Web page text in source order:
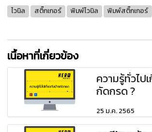
ไวนิล สติ๊กเกอร์ พิมพ์ไวนิล พิมพ์สติ๊กเกอร์
เนื้อหาที่เกี่ยวข้อง
ความรู้ทั่วไป
กัดกรด ?
25 ม.ค. 2565